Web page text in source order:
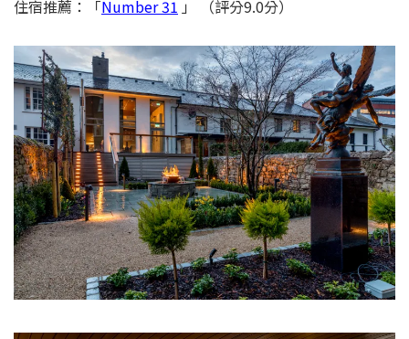
住宿推薦：
「Number 31 」 （評分9.0分）